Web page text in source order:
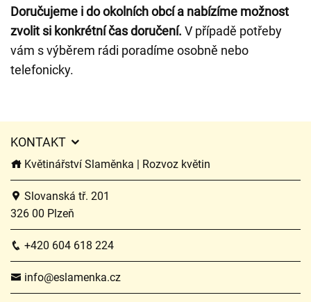
Doručujeme i do okolních obcí a nabízíme možnost
zvolit si konkrétní čas doručení. V případě potřeby
vám s výběrem rádi poradíme osobně nebo
telefonicky.
KONTAKT
Květinářství Slaměnka | Rozvoz květin
Slovanská tř. 201
326 00 Plzeň
+420 604 618 224
info@eslamenka.cz